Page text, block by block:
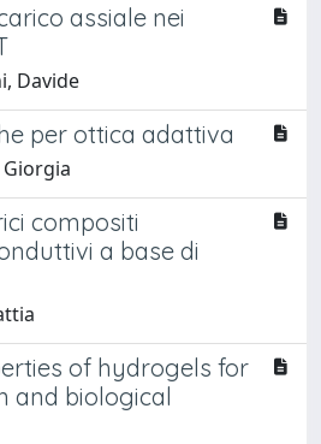
assiale nei
Davide
per ottica adattiva
compositi
a base di
of hydrogels for
and biological